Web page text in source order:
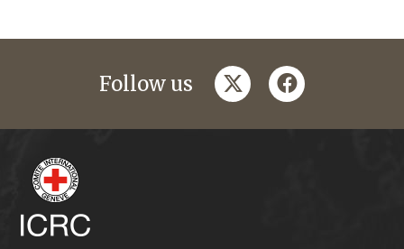
Follow us twitterfacebook